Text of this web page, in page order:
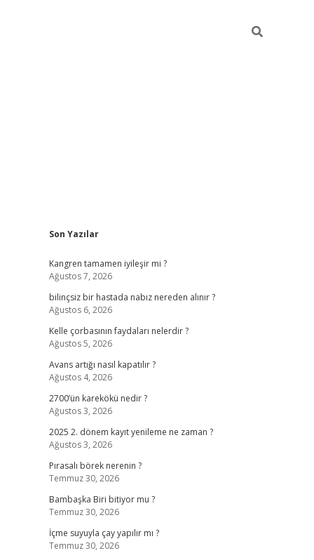
Sidebar
Son Yazılar
Kangren tamamen iyileşir mi ?
Ağustos 7, 2026
bilinçsiz bir hastada nabız nereden alınır ?
Ağustos 6, 2026
Kelle çorbasının faydaları nelerdir ?
Ağustos 5, 2026
Avans artığı nasıl kapatılır ?
Ağustos 4, 2026
2700’ün karekökü nedir ?
Ağustos 3, 2026
2025 2. dönem kayıt yenileme ne zaman ?
Ağustos 3, 2026
Pırasalı börek nerenin ?
Temmuz 30, 2026
Bambaşka Biri bitiyor mu ?
Temmuz 30, 2026
İçme suyuyla çay yapılır mı ?
Temmuz 30, 2026
betcivdcasino güncel giriş